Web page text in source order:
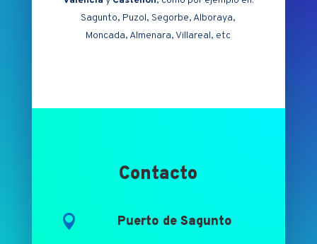
Sagunto, Puzol, Segorbe, Alboraya,
Moncada, Almenara, Villareal, etc
Contacto
 Puerto de Sagunto